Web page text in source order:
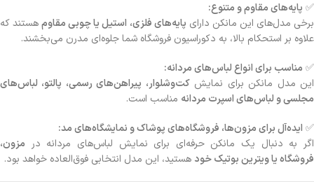
✅ پایه‌های مقاوم و متنوع:
برخی مدل‌های این مانکن دارای پایه‌های فلزی، استیل یا چوبی مقاومهستند که
علاوه بر استحکام بالا، به دکوراسیون فروشگاه شما جلوه‌ای مدرن می‌بخشند.
✅ مناسب برای انواع لباس‌های مردانه:
این مدل مانکن برای نمایشکت‌وشلوار، پیراهن‌های رسمی، پالتو، لباس‌های
مجلسی و لباس‌های اسپرت مردانه مناسب است.
✅ ایده‌آل برای مزون‌ها، فروشگاه‌های پوشاک و نمایشگاه‌های مد:
اگر به دنبال یک مانکن حرفه‌ای برای نمایش لباس‌های مردانه در مزون،
فروشگاه یا ویترین بوتیک خود هستید، این مدل انتخابی فوق‌العاده خواهد بود.